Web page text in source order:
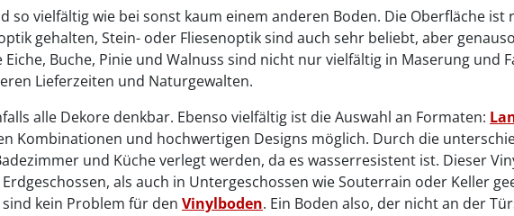
so vielfältig wie bei sonst kaum einem anderen Boden. Die Oberfläche
gehalten, Stein- oder Fliesenoptik sind auch sehr beliebt, aber
Buche, Pinie und Walnuss sind nicht nur vielfältig in Maserung und
Lieferzeiten und Naturgewalten.
alle Dekore denkbar. Ebenso vielfältig ist die Auswahl an Formaten:
Kombinationen und hochwertigen Designs möglich. Durch die
und Küche verlegt werden, da es wasserresistent ist. Dieser
als auch in Untergeschossen wie Souterrain oder Keller
kein Problem für den Vinylboden. Ein Boden also, der nicht an der